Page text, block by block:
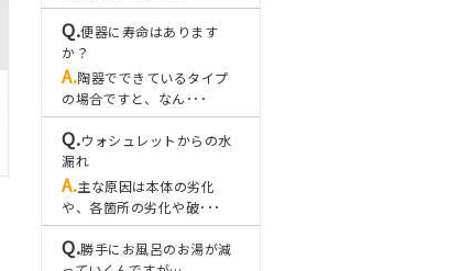
便器に寿命はあります
か？
陶器でできているタイプ
の場合ですと、なん･･･
ウォシュレットからの水
漏れ
主な原因は本体の劣化
や、各箇所の劣化や破･･･
勝手にお風呂のお湯が減